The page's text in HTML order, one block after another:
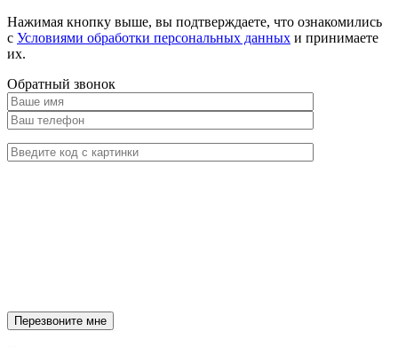
Нажимая кнопку выше, вы подтверждаете, что ознакомились
с Условиями обработки персональных данных и принимаете
их.
Обратный звонок